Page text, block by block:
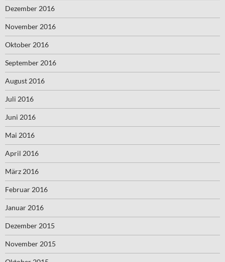
Dezember 2016
November 2016
Oktober 2016
September 2016
August 2016
Juli 2016
Juni 2016
Mai 2016
April 2016
März 2016
Februar 2016
Januar 2016
Dezember 2015
November 2015